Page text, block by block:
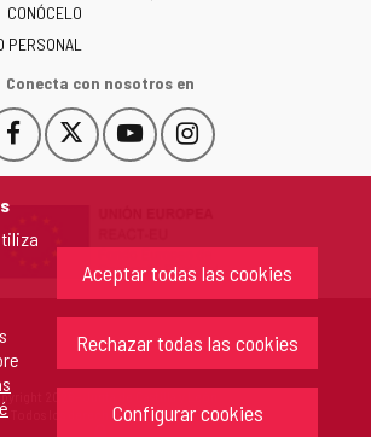
Aceptar todas las cookies
Rechazar todas las cookies
Configurar cookies
León
-
CONÓCELO
PERSONAL
Conecta con nosotros en
Facebook
Este
enlace
en
nueva.
Este
enlace
una
ventana
nueva.
YouTube
Este
enlace
una
ventana
nueva.
Instagram
Este
enlace
una
ventana
nueva.
2026 - Junta de Castilla y León
Todos los derechos reservados.